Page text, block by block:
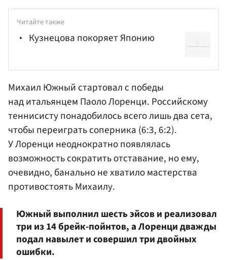
Читайте также
Кузнецова покоряет Японию
Михаил Южный стартовал с победы
над итальянцем Паоло Лоренци. Российскому
теннисисту понадобилось всего лишь два сета,
чтобы переиграть соперника (6:3, 6:2).
У Лоренци неоднократно появлялась
возможность сократить отставание, ноему,
очевидно, банально не хватило мастерства
противостоять Михаилу.
Южный выполнил шесть эйсов и реализовал
три из 14 брейк-пойнтов, а Лоренци дважды
подал навылет и совершил три двойных
ошибки.